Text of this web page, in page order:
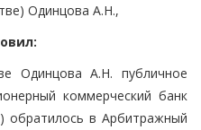
Одинцова А.Н.,
Одинцова А.Н. публичное
коммерческий банк
обратилось в Арбитражный